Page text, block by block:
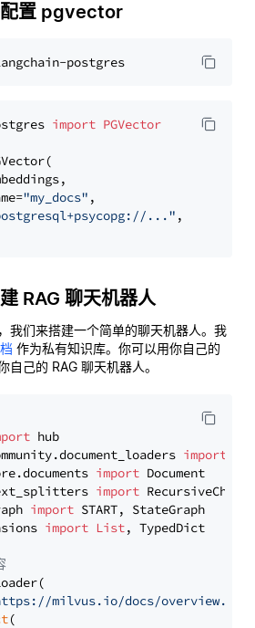
置 pgvector
import PGVector
"my_docs" ,
..." ,
RAG 聊天机器人
我们来搭建一个简单的聊天机器人。我
作为私有知识库。你可以用你自己的
己的 RAG 聊天机器人。
import
import
import
import
import List, TypedDict
milvus.io/docs/overview.md"
(